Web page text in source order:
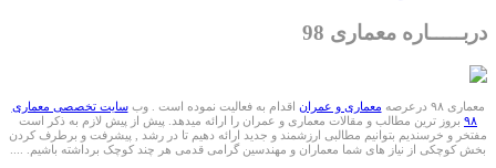
دربـــــاره معماری 98
معماری ۹۸ درعرصه معماری و عمران اقدام به فعالیت نموده است . وبسایت تخصصی معماری
۹۸ بروز ترین مطالب و مقالات معماری و عمران را ارائه میدهد. پیش از پیش لازم به ذکر است
مفتخر و خرسندیم بتوانیم مطالبی ارزشمند و جدید ارائه دهیم تا در رشد , پیشرفت و برطرف کردن
بخش کوچکی از نیاز های شما معماران و مهندسین گرامی قدمی هر چند کوچک برداشته باشیم. ....